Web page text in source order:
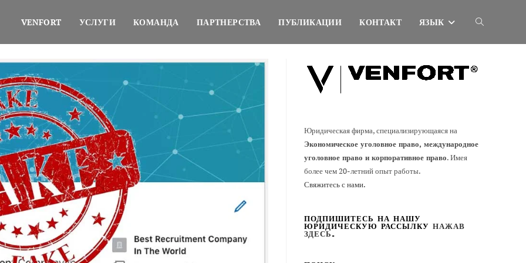
VENFORT УСЛУГИ КОМАНДА ПАРТНЕРСТВА ПУБЛИКАЦИИ КОНТАКТ ЯЗЫК Переключить
поиск
Юридическая фирма, специализирующаяся на
Экономическое уголовное право, международное
уголовное право и корпоративное право. Имея
более чем 20-летний опыт работы.
Свяжитесь с нами.
ПОДПИШИТЕСЬ НА НАШУ
ЮРИДИЧЕСКУЮ РАССЫЛКУ НАЖАВ
ЗДЕСЬ .